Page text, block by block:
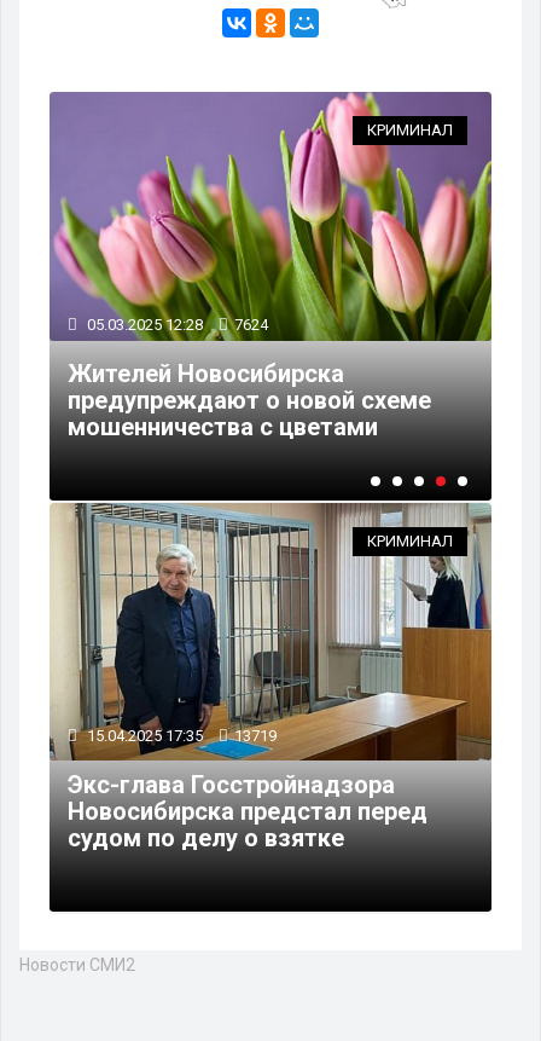
КРИМИНАЛ
05.03.2025 12:28 7624
Жителей Новосибирска
предупреждают о новой схеме
мошенничества с цветами
КРИМИНАЛ
15.04.2025 17:35 13719
Экс-глава Госстройнадзора
Новосибирска предстал перед
судом по делу о взятке
Новости СМИ2